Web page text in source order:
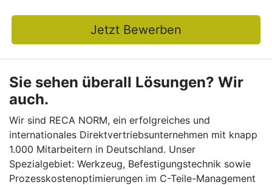
Jetzt Bewerben
Sie sehen überall Lösungen? Wir
auch.
Wir sind RECA NORM, ein erfolgreiches und
internationales Direktvertriebsunternehmen mit knapp
1.000 Mitarbeitern in Deutschland. Unser
Spezialgebiet: Werkzeug, Befestigungstechnik sowie
Prozesskostenoptimierungen im C-Teile-Management